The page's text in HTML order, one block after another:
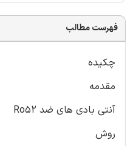
فهرست مطالب
چکیده
مقدمه
آنتی بادی های ضد Ro52
روش